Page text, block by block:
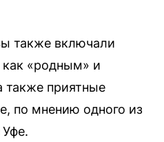
также включали
«родным» и
приятные
по мнению одного из